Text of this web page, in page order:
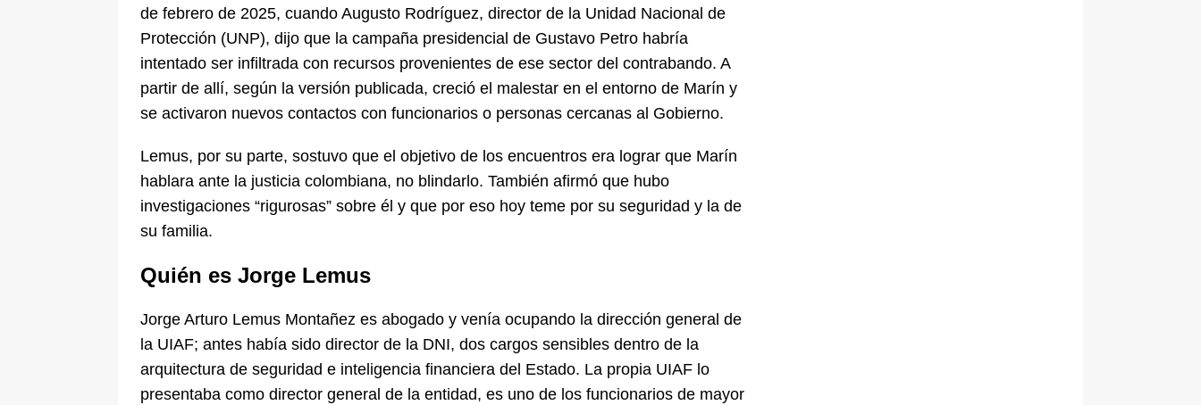
de febrero de 2025, cuando Augusto Rodríguez, director de la Unidad Nacional de
Protección (UNP), dijo que la campaña presidencial de Gustavo Petro habría
intentado ser infiltrada con recursos provenientes de ese sector del contrabando. A
partir de allí, según la versión publicada, creció el malestar en el entorno de Marín y
se activaron nuevos contactos con funcionarios o personas cercanas al Gobierno.
Lemus, por su parte, sostuvo que el objetivo de los encuentros era lograr que Marín
hablara ante la justicia colombiana, no blindarlo. También afirmó que hubo
investigaciones “rigurosas” sobre él y que por eso hoy teme por su seguridad y la de
su familia.
Quién es Jorge Lemus
Jorge Arturo Lemus Montañez es abogado y venía ocupando la dirección general de
la UIAF; antes había sido director de la DNI, dos cargos sensibles dentro de la
arquitectura de seguridad e inteligencia financiera del Estado. La propia UIAF lo
presentaba como director general de la entidad, es uno de los funcionarios de mayor